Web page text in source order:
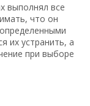
выполнял все
что он
их устранить, а
при выборе